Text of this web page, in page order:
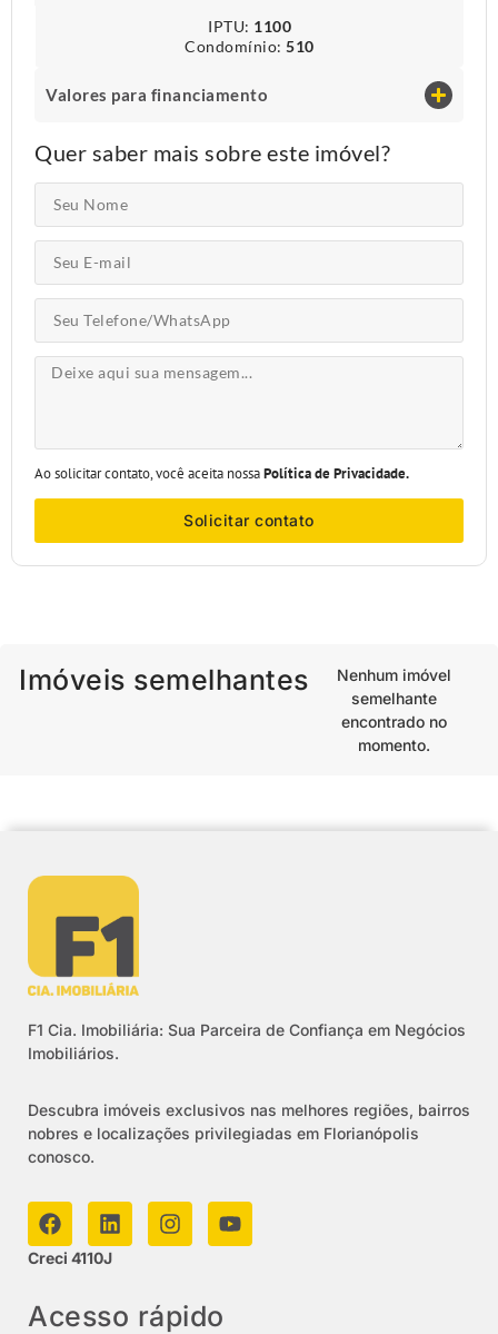
IPTU​: 1100
Condomínio​: 510
Valores para financiamento
Quer saber mais sobre este imóvel?
Ao solicitar contato, você aceita nossaPolítica de Privacidade.
Solicitar contato
Imóveis semelhantes
Nenhum imóvel
semelhante
encontrado no
momento.
F1 Cia. Imobiliária: Sua Parceira de Confiança em Negócios
Imobiliários.
Descubra imóveis exclusivos nas melhores regiões, bairros
nobres e localizações privilegiadas em Florianópolis
conosco.
Creci 4110J
Acesso rápido